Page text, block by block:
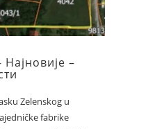
Најновије –
Zelenskog u
fabrike